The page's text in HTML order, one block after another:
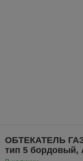
ОБТЕКАТЕЛЬ
тип 5 бордовый,